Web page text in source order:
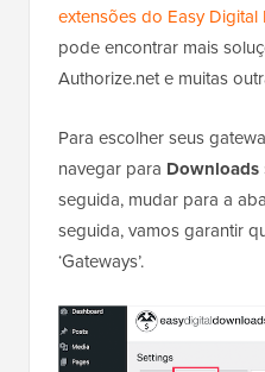
extensões do Easy
pode encontrar mais
Authorize.net e muitas
Para escolher seus
navegar para Downloads
seguida, mudar para a aba
seguida, vamos garantir
‘Gateways’.